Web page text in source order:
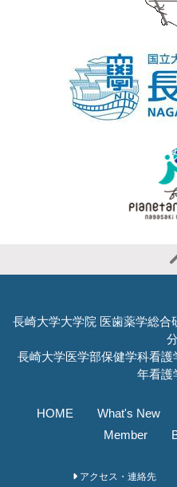
長崎大学大学院 医歯薬学総
長崎大学医学部保健学科看
年看護
HOME What's New
Member
アクセス・連絡先